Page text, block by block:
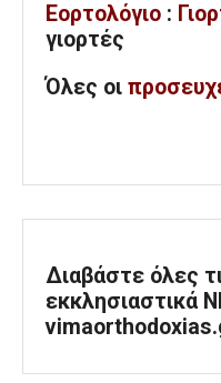
Εορτολόγιο :
γιορτές
Όλες οι
Διαβάστε όλες
εκκλησιαστικά